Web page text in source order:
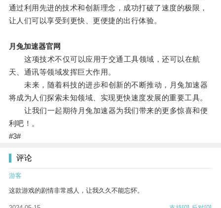
通过利用先进的技术和创新理念，成功打破了速度的极限，
让人们可以享受到更快、更便捷的出行体验。
月兔加速器官网
这项技术不仅可以应用于交通工具领域，还可以在航
天、通讯等领域发挥巨大作用。
未来，随着科技的进步和创新的不断推动，月兔加速器
将成为人们探索未知领域、实现更快速度发展的重要工具。
让我们一起期待月兔加速器为我们带来的更多惊喜和便
利吧！。
#3#
评论
游客
这款游戏的剧情非常感人，让我久久不能忘怀。